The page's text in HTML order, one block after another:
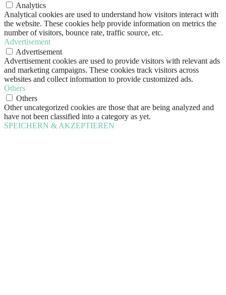
Analytics
Analytical cookies are used to understand how visitors interact with
the website. These cookies help provide information on metrics the
number of visitors, bounce rate, traffic source, etc.
Advertisement
Advertisement
Advertisement cookies are used to provide visitors with relevant ads
and marketing campaigns. These cookies track visitors across
websites and collect information to provide customized ads.
Others
Others
Other uncategorized cookies are those that are being analyzed and
have not been classified into a category as yet.
SPEICHERN & AKZEPTIEREN